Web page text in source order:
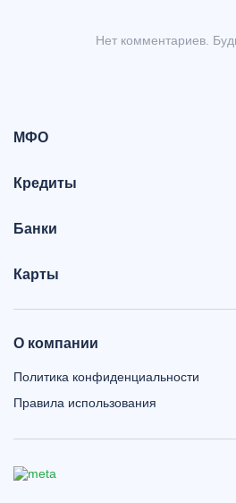
Нет комментариев.
МФО
Кредиты
Банки
Карты
О компании
Политика конфиденциальности
Правила использования